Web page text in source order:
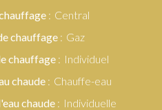
Central
chauffage
Gaz
chauffage
Individuel
chaude
Chauffe-eau
chaude
Individuelle